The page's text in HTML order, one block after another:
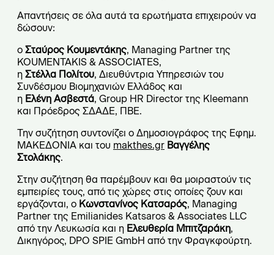
Απαντήσεις σε όλα αυτά τα ερωτήματα επιχειρούν να
δώσουν:
ο Σταύρος Κουμεντάκης, Managing Partner της
KOUMENTAKIS & ASSOCIATES,
η Στέλλα Πολίτου, Διευθύντρια Υπηρεσιών του
Συνδέσμου Βιομηχανιών Ελλάδος και
η Ελένη Ασβεστά, Group HR Director της Kleemann
και Πρόεδρος ΣΔΑΔΕ, ΠΒΕ.
Την συζήτηση συντονίζει ο Δημοσιογράφος της Εφημ.
ΜΑΚΕΔΟΝΙΑ και του makthes.gr Βαγγέλης
Στολάκης.
Στην συζήτηση θα παρέμβουν και θα μοιραστούν τις
εμπειρίες τους, από τις χώρες στις οποίες ζουν και
εργάζονται, ο Κωνστανίνος Κατσαρός, Managing
Partner της Emilianides Katsaros & Associates LLC
από την Λευκωσία και η Ελευθερία Μπιτζαράκη,
Δικηγόρος, DPO SPIE GmbH από την Φραγκφούρτη.